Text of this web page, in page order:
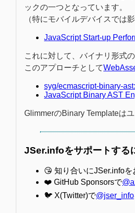
ックの一つとなっています。
（特にモバイルデバイスでは
JavaScript Start-up
これに対して、バイナリ形式
このアプローチとして
syg/ecmascript-binary-
JavaScript Binary AST
GlimmerのBinary Templateは
JSer.infoをサポートする
😘 知り合いにJSer.infoを
❤️ GitHub Sponsorsで
🐦 X(Twitter)で@jser_info